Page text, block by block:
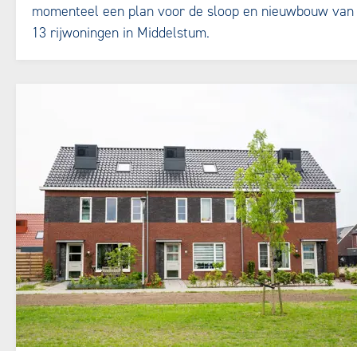
momenteel een plan voor de sloop en nieuwbouw van
13 rijwoningen in Middelstum.